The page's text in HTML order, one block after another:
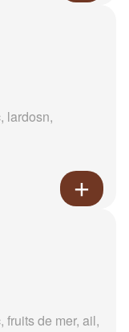
lardosn,
fruits de mer, ail,